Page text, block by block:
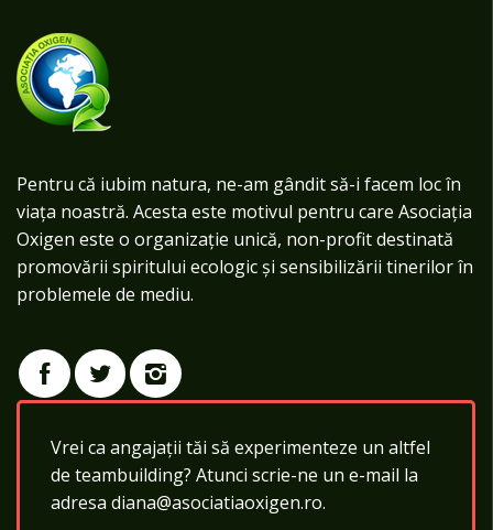
Pentru că iubim natura, ne-am gândit să-i facem loc în
viața noastră. Acesta este motivul pentru care Asociația
Oxigen este o organizație unică, non-profit destinată
promovării spiritului ecologic și sensibilizării tinerilor în
problemele de mediu.
Vrei ca angajații tăi să experimenteze un altfel
de teambuilding? Atunci scrie-ne un e-mail la
adresa diana@asociatiaoxigen.ro.